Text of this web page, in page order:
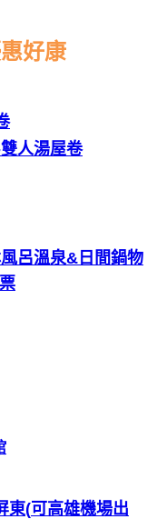
好康
雙人湯屋卷
呂溫泉& 日間鍋物
東(可高雄機場出